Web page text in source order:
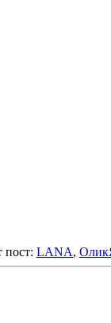
пост: LANA,